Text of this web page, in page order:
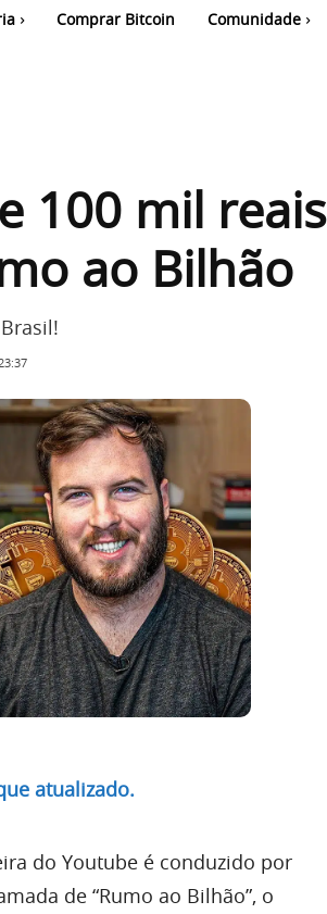
Comprar Bitcoin Comunidade
100 mil reais
ao Bilhão
atualizado.
do Youtube é conduzido por
de “Rumo ao Bilhão”, o